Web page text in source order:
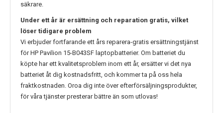
säkrare.
Under ett år är ersättning och reparation gratis, vilket
löser tidigare problem
Vi erbjuder fortfarande ett års reparera-gratis ersättningstjänst
förHP Pavilion 15-B043SF laptopbatterier. Om batteriet du
köpte har ett kvalitetsproblem inom ett år, ersätter vi det nya
batteriet åt dig kostnadsfritt, och kommer ta på oss hela
fraktkostnaden. Oroa dig inte över efterförsäljningsprodukter,
för våra tjänster presterar bättre än som utlovas!